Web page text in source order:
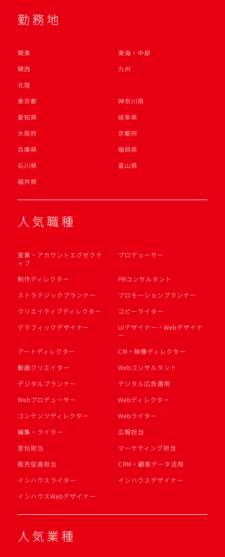
勤務地
関東
東海・中部
関西
九州
北陸
東京都
神奈川県
愛知県
岐阜県
大阪府
京都府
兵庫県
福岡県
石川県
富山県
福井県
人気職種
営業・アカウントエグゼクテ
ィブ
プロデューサー
制作ディレクター
PRコンサルタント
ストラテジックプランナー
プロモーションプランナー
クリエイティブディレクター
コピーライター
グラフィックデザイナー
UIデザイナー・Webデザイナ
ー
アートディレクター
CM・映像ディレクター
動画クリエイター
Webコンサルタント
デジタルプランナー
デジタル広告運用
Webプロデューサー
Webディレクター
コンテンツディレクター
Webライター
編集・ライター
広報担当
宣伝担当
マーケティング担当
販売促進担当
CRM・顧客データ活用
インハウスライター
インハウスデザイナー
インハウスWebデザイナー
人気業種